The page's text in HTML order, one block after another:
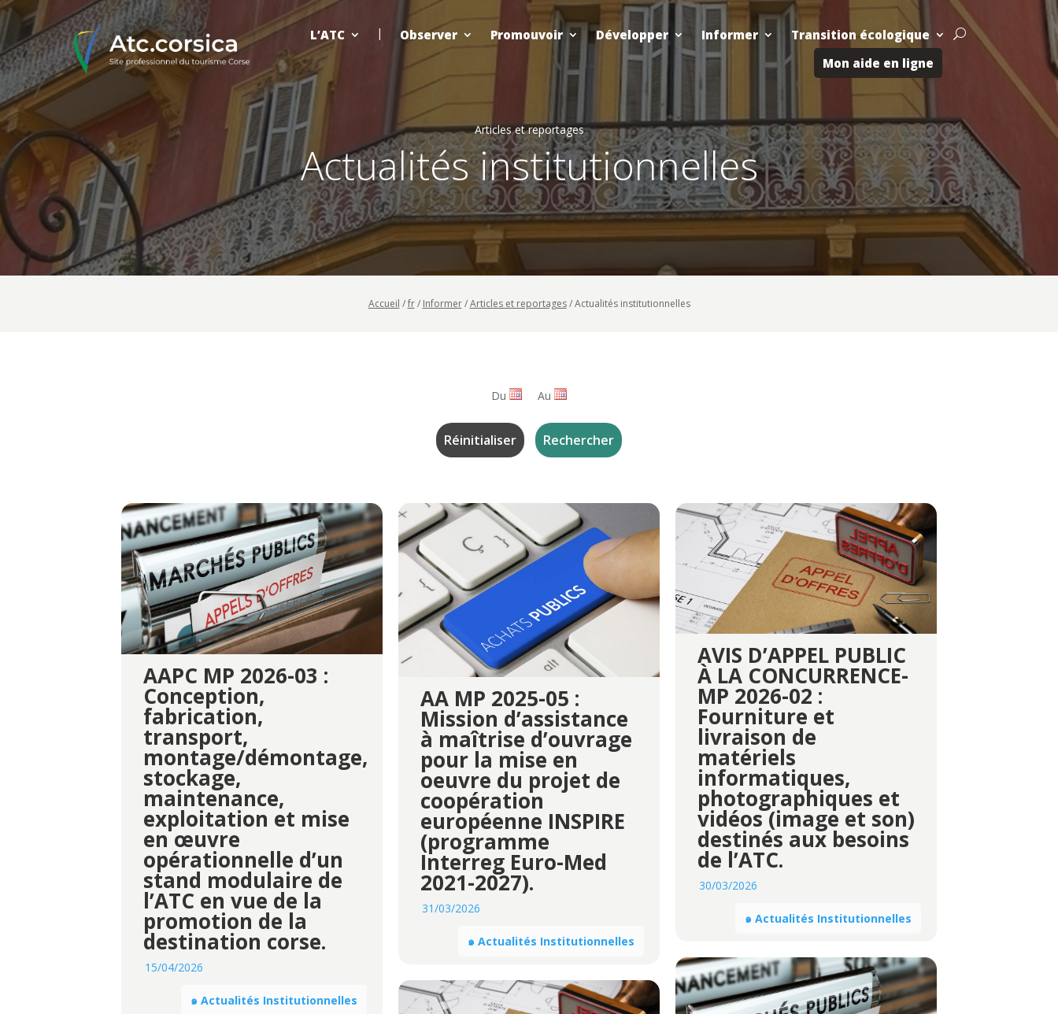
L’ATC Observer Promouvoir Développer Informer
Transition écologique
Mon aide en ligne
U
Articles et reportages
Actualités institutionnelles
Accueil /fr/ Informer/Articles et reportages/Actualités institutionnelles
Du Au
AAPC MP 2026-03 :
Conception,
fabrication,
transport,
montage/démontage,
stockage,
maintenance,
exploitation et mise
en œuvre
opérationnelle d’un
stand modulaire de
l’ATC en vue de la
promotion de la
destination corse.
15/04/2026
๑ Actualités Institutionnelles
AA MP 2025-05 :
Mission d’assistance
à maîtrise d’ouvrage
pour la mise en
oeuvre du projet de
coopération
européenne INSPIRE
(programme
Interreg Euro-Med
2021-2027).
31/03/2026
๑ Actualités Institutionnelles
AVIS D’APPEL PUBLIC
À LA CONCURRENCE-
MP 2026-02 :
Fourniture et
livraison de
matériels
informatiques,
photographiques et
vidéos (image et son)
destinés aux besoins
de l’ATC.
30/03/2026
๑ Actualités Institutionnelles